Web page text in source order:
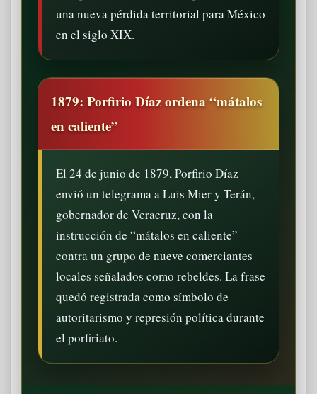
una nueva pérdida territorial para México
en el siglo XIX.
1879: Porfirio Díaz ordena “mátalos
en caliente”
El 24 de junio de 1879, Porfirio Díaz
envió un telegrama a Luis Mier y Terán,
gobernador de Veracruz, con la
instrucción de “mátalos en caliente”
contra un grupo de nueve comerciantes
locales señalados como rebeldes. La frase
quedó registrada como símbolo de
autoritarismo y represión política durante
el porfiriato.